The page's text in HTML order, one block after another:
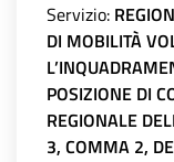
Servizio:
DI MOBILITÀ
POSIZIONE DI
REGIONALE
3, COMMA 2,